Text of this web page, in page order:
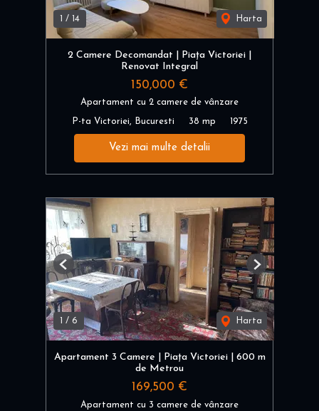
1 / 14 Harta
2 Camere Decomandat | Piața Victoriei |
Renovat Integral
150,000 €
Apartament cu 2 camere de vânzare
P-ta Victoriei, Bucuresti 38 mp 1975
Vezi mai multe detalii
/ 6 Harta
Previous Next
Apartament 3 Camere | Piața Victoriei | 600 m
de Metrou
169,500 €
Apartament cu 3 camere de vânzare